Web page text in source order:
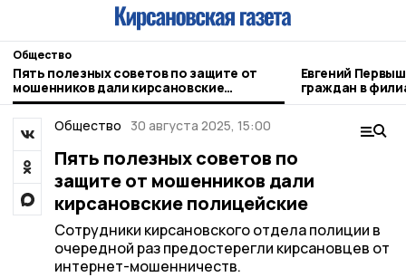
Общество
Пять полезных советов по защите от
мошенников дали кирсановские
полицейские
Евгений Первышов
граждан в
Отечества»
Общество
30 августа 2025, 15:00
Пять полезных советов по
защите от мошенников дали
кирсановские полицейские
Сотрудники кирсановского отдела полиции в
очередной раз предостерегли кирсановцев от
интернет-мошенничеств.